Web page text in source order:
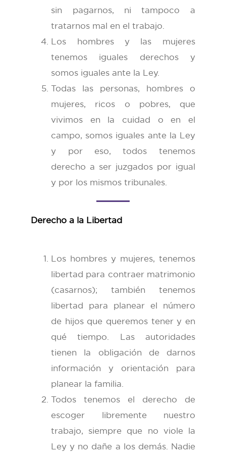
sin pagarnos, ni tampoco a
tratarnos mal en el trabajo.
Los hombres y las mujeres
tenemos iguales derechos y
somos iguales ante la Ley.
Todas las personas, hombres o
mujeres, ricos o pobres, que
vivimos en la cuidad o en el
campo, somos iguales ante la Ley
y por eso, todos tenemos
derecho a ser juzgados por igual
y por los mismos tribunales.
Derecho a la Libertad
Los hombres y mujeres, tenemos
libertad para contraer matrimonio
(casarnos); también tenemos
libertad para planear el número
de hijos que queremos tener y en
qué tiempo. Las autoridades
tienen la obligación de darnos
información y orientación para
planear la familia.
Todos tenemos el derecho de
escoger libremente nuestro
trabajo, siempre que no viole la
Ley y no dañe a los demás. Nadie